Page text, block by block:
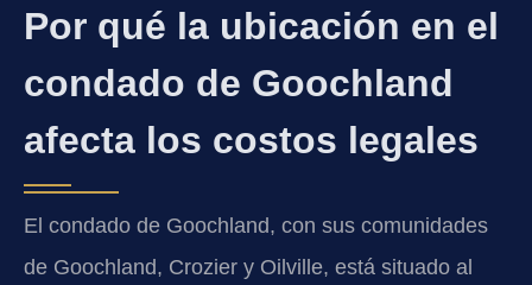
Por qué la ubicación en el
condado de Goochland
afecta los costos legales
El condado de Goochland, con sus comunidades
de Goochland, Crozier y Oilville, está situado al